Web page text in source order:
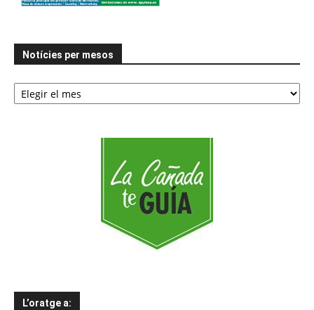
Notícies per mesos
Notícies
per
L’oratge a: